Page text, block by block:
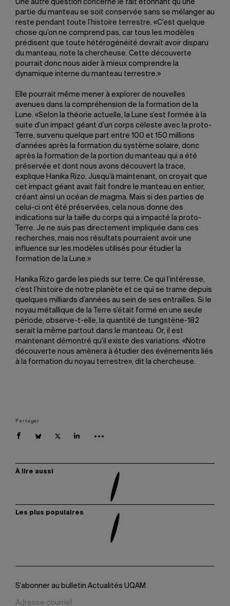
Une autre question concerne le fait étonnant qu’une
partie du manteau se soit conservée sans se mélanger au
reste pendant toute l’histoire terrestre. «C’est quelque
chose qu’on ne comprend pas, car tous les modèles
prédisent que toute hétérogénéité devrait avoir disparu
du manteau, note la chercheuse. Cette découverte
pourrait donc nous aider à mieux comprendre la
dynamique interne du manteau terrestre.»
Elle pourrait même mener à explorer de nouvelles
avenues dans la compréhension de la formation de la
Lune. «Selon la théorie actuelle, la Lune s’est formée à la
suite d’un impact géant d’un corps céleste avec la proto-
Terre, survenu quelque part entre 100 et 150 millions
d’années après la formation du système solaire, donc
après la formation de la portion du manteau qui a été
préservée et dont nous avons découvert la trace,
explique Hanika Rizo. Jusqu’à maintenant, on croyait que
cet impact géant avait fait fondre le manteau en entier,
créant ainsi un océan de magma. Mais si des parties de
celui-ci ont été préservées, cela nous donne des
indications sur la taille du corps qui a impacté la proto-
Terre. Je ne suis pas directement impliquée dans ces
recherches, mais nos résultats pourraient avoir une
influence sur les modèles utilisés pour étudier la
formation de la Lune.»
Hanika Rizo garde les pieds sur terre. Ce qui l’intéresse,
c’est l’histoire de notre planète et ce qui se trame depuis
quelques milliards d’années au sein de ses entrailles. Si le
noyau métallique de la Terre s’était formé en une seule
période, observe-t-elle, la quantité de tungstène-182
serait la même partout dans le manteau. Or, il est
maintenant démontré qu’il existe des variations. «Notre
découverte nous amènera à étudier des événements liés
à la formation du noyau terrestre», dit la chercheuse.
Partager
À lire aussi
Les plus populaires
S’abonner au bulletin Actualités UQAM